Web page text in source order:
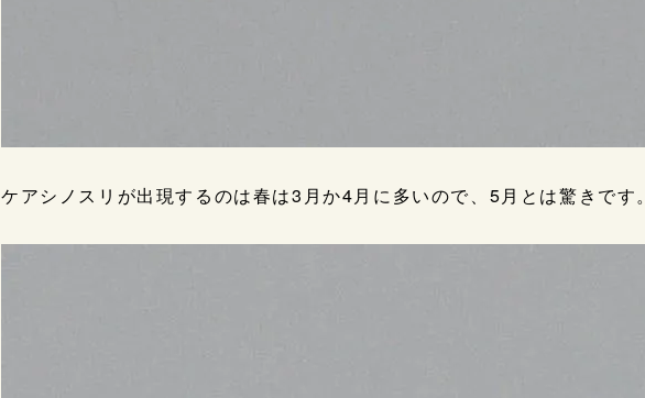
ケアシノスリが出現するのは春は3月か4月に多いので、5月とは驚きです。